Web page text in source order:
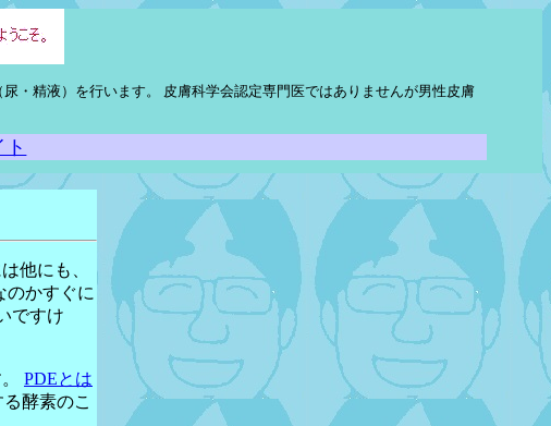
・精液）を行います。 皮膚科学会認定専門医ではありませんが男性皮膚
他にも、
のかすぐに
ですけ
PDEとは
る酵素のこ